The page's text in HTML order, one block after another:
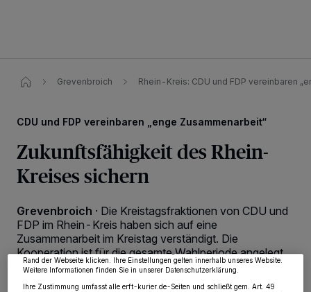
Grevenbroich Rhein-Kreis: CDU und FDP vereinbaren
CDU und FDP vereinbaren „enge Zusammenarbeit“
Zukunftsfähigkeit des Rhein-
Kreises sichern
Grevenbroich · Die Kreistagsfraktionen von CDU und
FDP im Rhein-Kreis haben sich auf eine
Zusammenarbeit im Kreistag verständigt. Die
Kooperation ist für die gesamte Wahlperiode angelegt
und soll eine stabile, sachorientierte Politik für den
Rhein-Kreis gewährleisten.
Wir und unsere218-Partner speichern und greifen auf personenbezogene Daten
Partner verarbeiten Daten, um Ihnen Dienste bereitzustellen“ aufgeführten
Zwecke. Wenn Tracker deaktiviert sind, sind manche Inhalte und Anzeigen
möglicherweise nicht mehr so relevant für Sie. Sie können dieses Menü jederzeit
wieder aufrufen, um Ihre Einstellungen zu ändern oder Ihre Einwilligung zu
widerrufen, indem Sie auf den Link Einstellungen oder Ablehnen am unteren
Rand der Webseite klicken. Ihre Einstellungen gelten innerhalb unseres Website.
Weitere Informationen finden Sie in unserer Datenschutzerklärung.
Ihre Zustimmung umfasst alle erft-kurier.de-Seiten und schließt gem. Art. 49